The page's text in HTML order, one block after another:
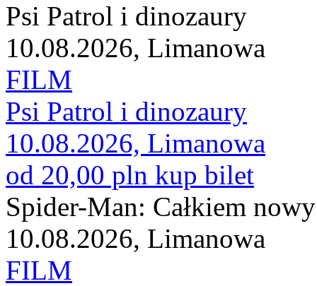
Psi Patrol i dinozaury
10.08.2026, Limanowa
FILM
Psi Patrol i dinozaury
10.08.2026, Limanowa
od 20,00 pln kup bilet
Spider-Man: Całkiem
10.08.2026, Limanowa
FILM